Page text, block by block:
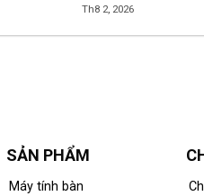
Th8 2, 2026
SẢN PHẨM
Máy tính bàn